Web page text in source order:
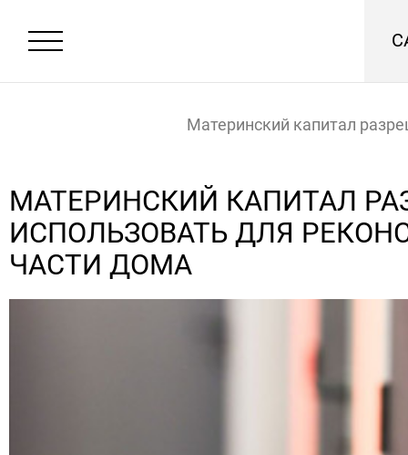
Главная Новости
Материнский капитал
дома
МАТЕРИНСКИЙ КАПИТАЛ
ИСПОЛЬЗОВАТЬ ДЛЯ
ЧАСТИ ДОМА